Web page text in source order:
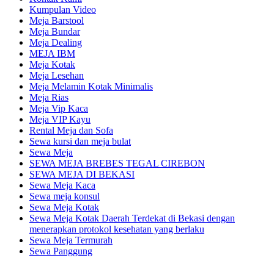
Kumpulan Video
Meja Barstool
Meja Bundar
Meja Dealing
MEJA IBM
Meja Kotak
Meja Lesehan
Meja Melamin Kotak Minimalis
Meja Rias
Meja Vip Kaca
Meja VIP Kayu
Rental Meja dan Sofa
Sewa kursi dan meja bulat
Sewa Meja
SEWA MEJA BREBES TEGAL CIREBON
SEWA MEJA DI BEKASI
Sewa Meja Kaca
Sewa meja konsul
Sewa Meja Kotak
Sewa Meja Kotak Daerah Terdekat di Bekasi dengan
menerapkan protokol kesehatan yang berlaku
Sewa Meja Termurah
Sewa Panggung